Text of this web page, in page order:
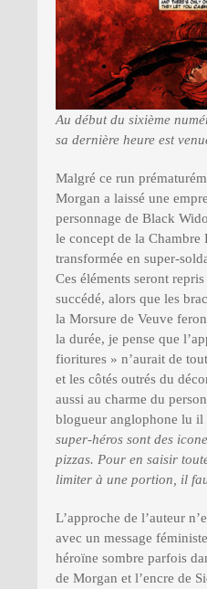
Au début du sixième
sa dernière heure est
Malgré ce run
Morgan a laissé une
personnage de Black
le concept de la Chambre
transformée en super-
Ces éléments seront
succédé, alors que les
la Morsure de Veuve
la durée, je pense que
fioritures » n’aurait de
et les côtés outrés du
aussi au charme du
blogueur anglophone lu il
super-héros sont des
pizzas. Pour en saisir
limiter à une portion, il
L’approche de l’auteur
avec un message
héroïne sombre parfois
de Morgan et l’encre de